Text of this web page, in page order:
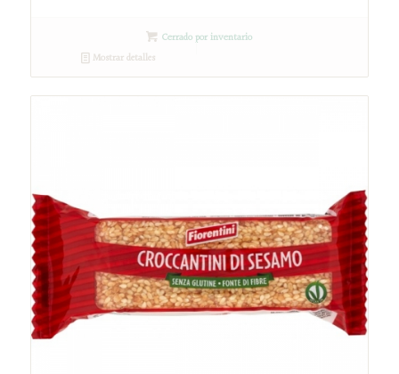
Cerrado por inventario
Mostrar detalles